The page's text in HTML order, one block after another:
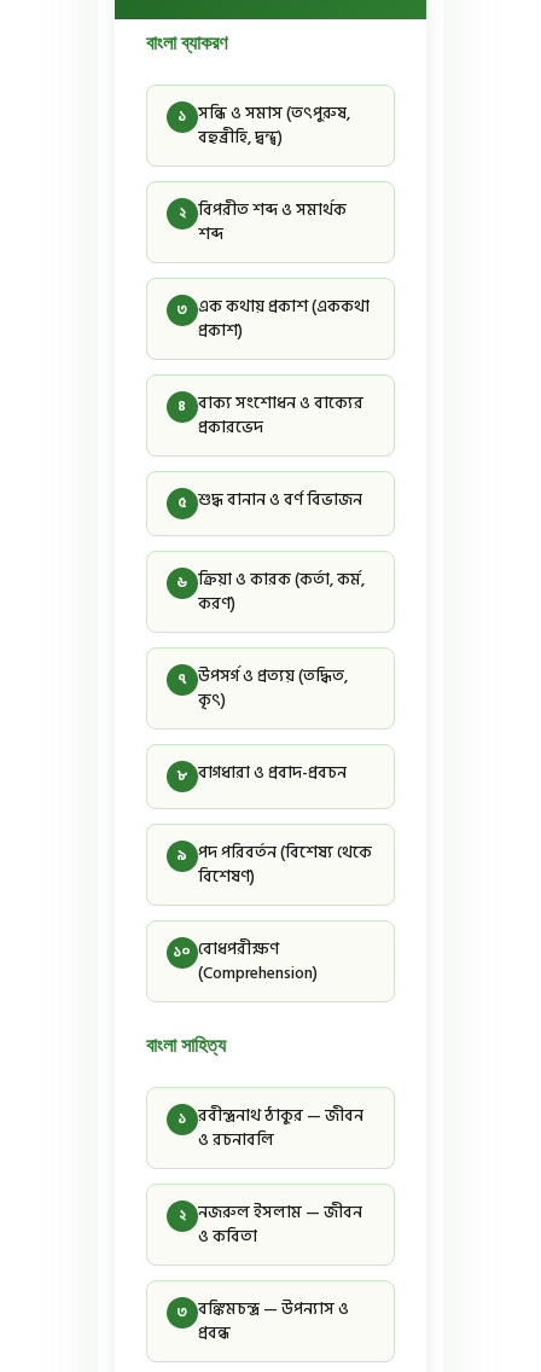
বাংলা ব্যাকরণ
১ সন্ধি ও সমাস (তৎপুরুষ,
বহুব্রীহি, দ্বন্দ্ব)
২ বিপরীত শব্দ ও সমার্থক
শব্দ
৩ এক কথায় প্রকাশ (এককথা
প্রকাশ)
৪ বাক্য সংশোধন ও বাক্যের
প্রকারভেদ
৫ শুদ্ধ বানান ও বর্ণ বিভাজন
৬ ক্রিয়া ও কারক (কর্তা, কর্ম,
করণ)
৭ উপসর্গ ও প্রত্যয় (তদ্ধিত,
কৃৎ)
৮ বাগধারা ও প্রবাদ-প্রবচন
৯ পদ পরিবর্তন (বিশেষ্য থেকে
বিশেষণ)
১০ বোধপরীক্ষণ
(Comprehension)
বাংলা সাহিত্য
১ রবীন্দ্রনাথ ঠাকুর — জীবন
ও রচনাবলি
২ নজরুল ইসলাম — জীবন
ও কবিতা
৩ বঙ্কিমচন্দ্র — উপন্যাস ও
প্রবন্ধ